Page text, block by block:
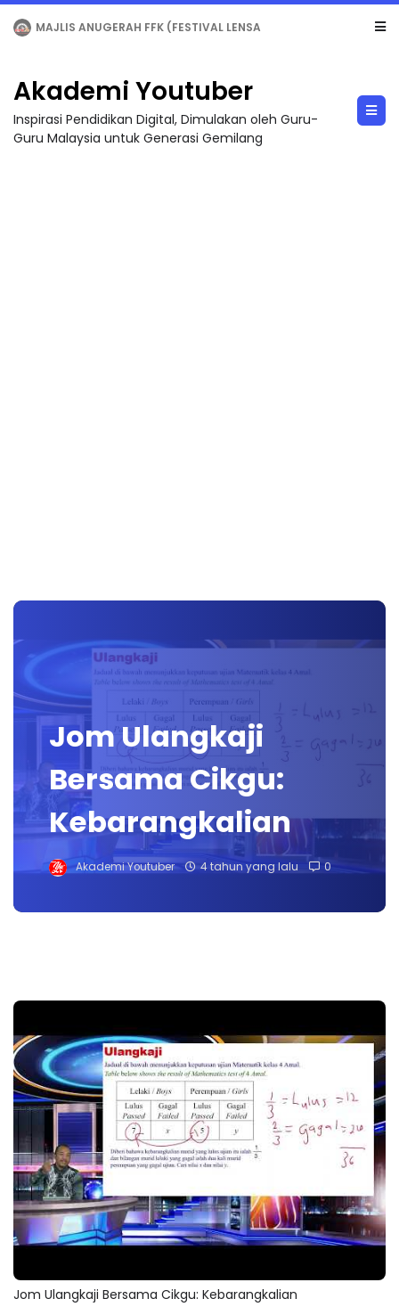
LIVE 🔴 [LIVE] MATEMATIK SR, WANG TAHUN 6 OLEH CIKGU ANITA #ALLINONE #141 #...
Akademi Youtuber
Inspirasi Pendidikan Digital, Dimulakan oleh Guru-
Guru Malaysia untuk Generasi Gemilang
Jom Ulangkaji
Bersama Cikgu:
Kebarangkalian
Akademi Youtuber 4 tahun yang lalu 0
Jom Ulangkaji Bersama Cikgu: Kebarangkalian